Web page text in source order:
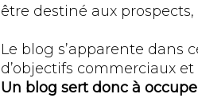
être destiné aux
Le blog s’apparente dans
d’objectifs commerciaux
Un blog sert donc à